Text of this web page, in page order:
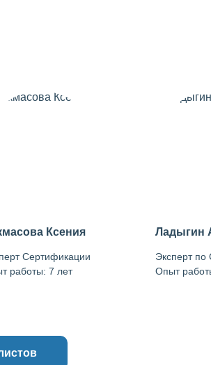
Ксения
Сертификации
работы: 7 лет
Ладыгин
Эксперт
Опыт